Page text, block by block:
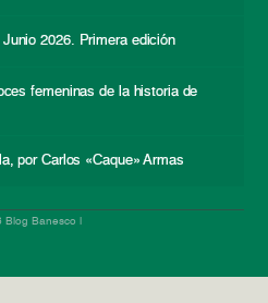
2026. Primera edición
femeninas de la historia de
por Carlos «Caque» Armas
Blog Banesco |